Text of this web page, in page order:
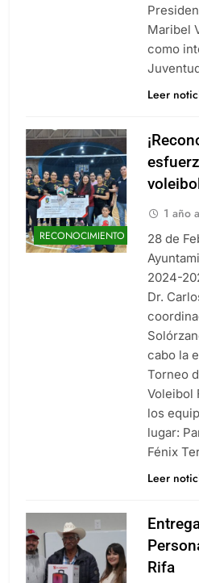
Maribel
como
Leer
RECONOCIMIENTO
1 año
28 de
2024-
Dr.
cabo la
Torneo
Voleibol
los
lugar:
Fénix
Leer
Rifa